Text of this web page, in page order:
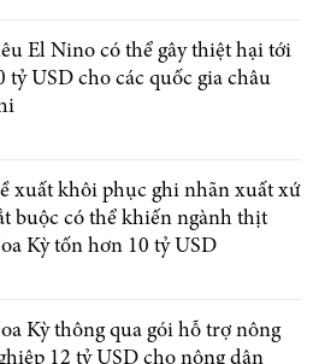
El Nino có thể gây thiệt hại tới
tỷ USD cho các quốc gia châu
xuất khôi phục ghi nhãn xuất xứ
buộc có thể khiến ngành thịt
Kỳ tốn hơn 10 tỷ USD
Kỳ thông qua gói hỗ trợ nông
12 tỷ USD cho nông dân